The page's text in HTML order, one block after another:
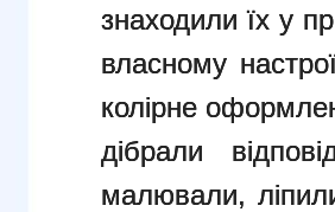
знаходили їх у
власному
колірне
дібрали
малювали,